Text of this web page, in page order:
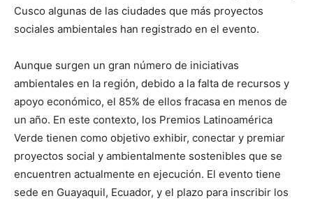
Cusco algunas de las ciudades que más proyectos
sociales ambientales han registrado en el evento.
Aunque surgen un gran número de iniciativas
ambientales en la región, debido a la falta de recursos y
apoyo económico, el 85% de ellos fracasa en menos de
un año. En este contexto, los Premios Latinoamérica
Verde tienen como objetivo exhibir, conectar y premiar
proyectos social y ambientalmente sostenibles que se
encuentren actualmente en ejecución. El evento tiene
sede en Guayaquil, Ecuador, y el plazo para inscribir los